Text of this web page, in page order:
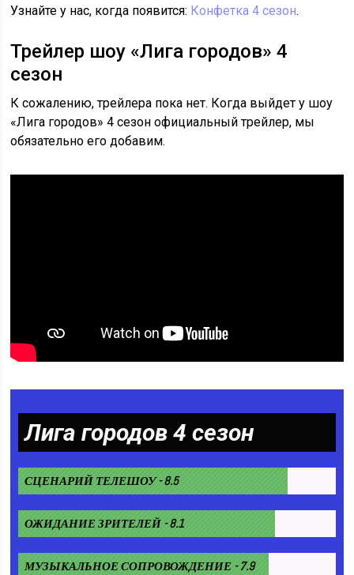
Узнайте у нас, когда появится: Конфетка 4 сезон.
Трейлер шоу «Лига городов» 4
сезон
К сожалению, трейлера пока нет. Когда выйдет у шоу
«Лига городов» 4 сезон официальный трейлер, мы
обязательно его добавим.
Лига городов 4 сезон
СЦЕНАРИЙ ТЕЛЕШОУ - 8.5
ОЖИДАНИЕ ЗРИТЕЛЕЙ - 8.1
МУЗЫКАЛЬНОЕ СОПРОВОЖДЕНИЕ - 7.9